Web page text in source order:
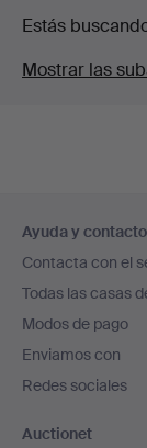
Estás
Mostrar las
en
el
pie
de
página
Ayuda y contacto
Contacta con el
Todas las casas
Modos de pago
Enviamos con
Redes sociales
Auctionet